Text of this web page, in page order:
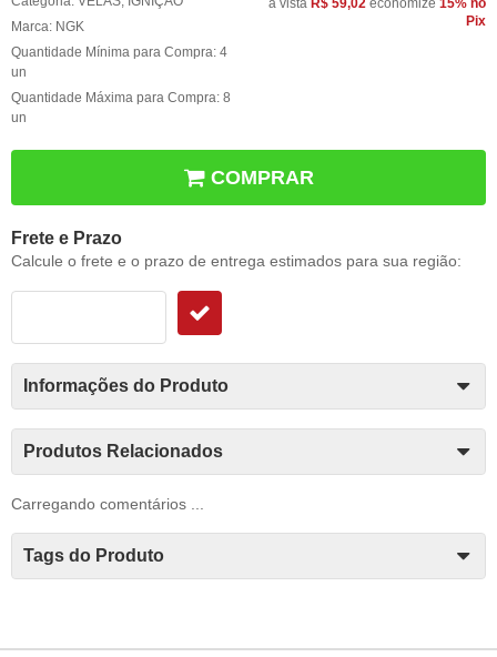
Marca: NGK
Quantidade Mínima para Compra: 4
un
Quantidade Máxima para Compra: 8
un
à vista R$ 59,02 economize 15% no
Pix
COMPRAR
Frete e Prazo
Calcule o frete e o prazo de entrega estimados para sua região:
Informações do Produto
Produtos Relacionados
Carregando comentários ...
Tags do Produto